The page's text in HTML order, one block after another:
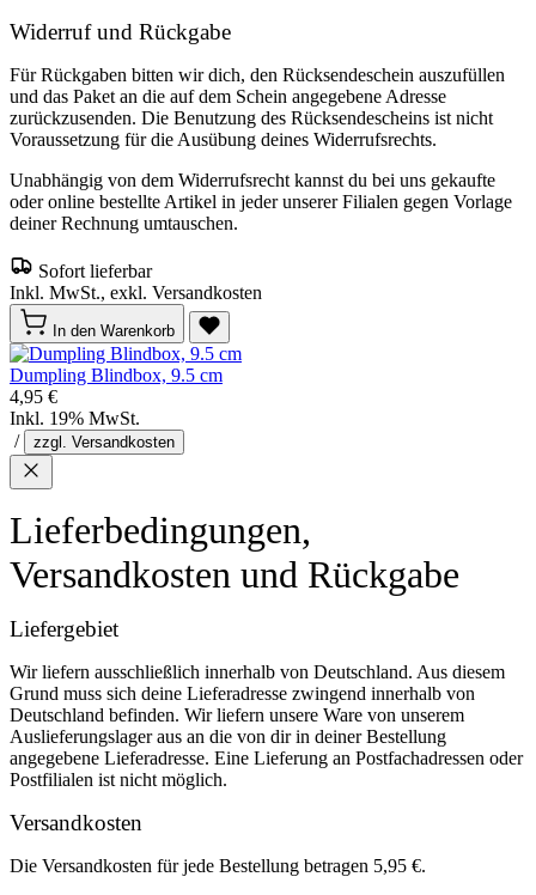
Widerruf und Rückgabe
Für Rückgaben bitten wir dich, den Rücksendeschein auszufüllen
und das Paket an die auf dem Schein angegebene Adresse
zurückzusenden. Die Benutzung des Rücksendescheins ist nicht
Voraussetzung für die Ausübung deines Widerrufsrechts.
Unabhängig von dem Widerrufsrecht kannst du bei uns gekaufte
oder online bestellte Artikel in jeder unserer Filialen gegen Vorlage
deiner Rechnung umtauschen.
Sofort lieferbar
Inkl. MwSt., exkl. Versandkosten
In den Warenkorb
Dumpling Blindbox, 9.5 cm
4,95 €
Inkl. 19% MwSt.
/
zzgl. Versandkosten
Lieferbedingungen,
Versandkosten und Rückgabe
Liefergebiet
Wir liefern ausschließlich innerhalb von Deutschland. Aus diesem
Grund muss sich deine Lieferadresse zwingend innerhalb von
Deutschland befinden. Wir liefern unsere Ware von unserem
Auslieferungslager aus an die von dir in deiner Bestellung
angegebene Lieferadresse. Eine Lieferung an Postfachadressen oder
Postfilialen ist nicht möglich.
Versandkosten
Die Versandkosten für jede Bestellung betragen 5,95 €.